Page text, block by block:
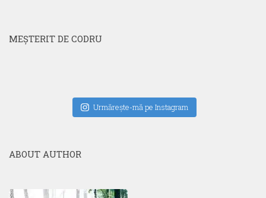
MEŞTERIT DE CODRU
Urmăreşte-mă pe Instagram
ABOUT AUTHOR